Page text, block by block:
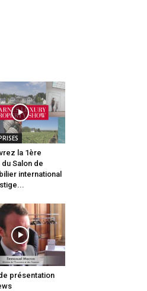
la 1ère
Salon de
international
présentation